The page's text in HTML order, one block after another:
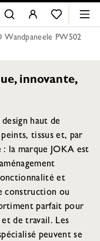
Wandpaneele PW502
innovante,
haut de
tissus et, par
la marque JOKA est
et
construction ou
parfait pour
et de travail. Les
peuvent se